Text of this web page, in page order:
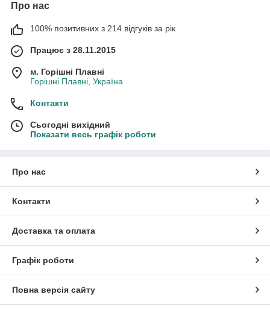
Про нас
100% позитивних з 214 відгуків за рік
Працює з 28.11.2015
м. Горішні Плавні
Горішні Плавні, Україна
Контакти
Сьогодні вихідний
Показати весь графік роботи
Про нас
Контакти
Доставка та оплата
Графік роботи
Повна версія сайту